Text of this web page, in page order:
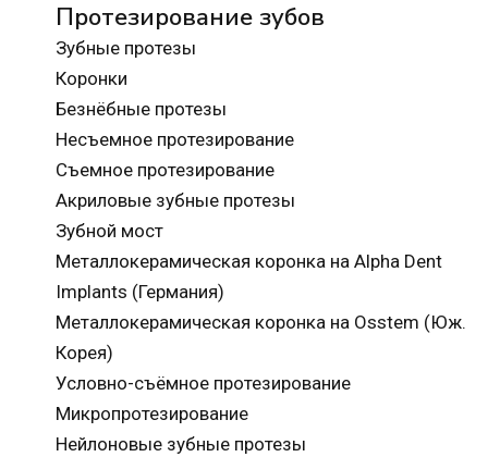
Протезирование зубов
Зубные протезы
Коронки
Безнёбные протезы
Несъемное протезирование
Съемное протезирование
Акриловые зубные протезы
Зубной мост
Металлокерамическая коронка на Alpha Dent
Implants (Германия)
Металлокерамическая коронка на Osstem (Юж.
Корея)
Условно-съёмное протезирование
Микропротезирование
Нейлоновые зубные протезы